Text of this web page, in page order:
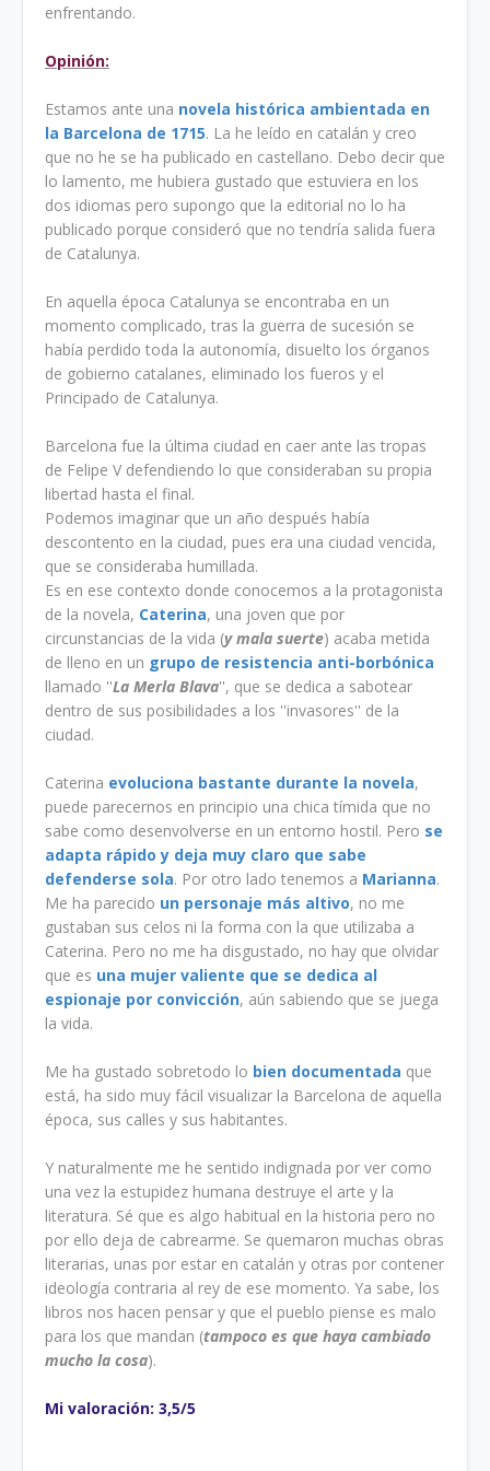
enfrentando.
Opinión:
Estamos ante una novela histórica ambientada en
la Barcelona de 1715. La he leído en catalán y creo
que no he se ha publicado en castellano. Debo decir que
lo lamento, me hubiera gustado que estuviera en los
dos idiomas pero supongo que la editorial no lo ha
publicado porque consideró que no tendría salida fuera
de Catalunya.
En aquella época Catalunya se encontraba en un
momento complicado, tras la guerra de sucesión se
había perdido toda la autonomía, disuelto los órganos
de gobierno catalanes, eliminado los fueros y el
Principado de Catalunya.
Barcelona fue la última ciudad en caer ante las tropas
de Felipe V defendiendo lo que consideraban su propia
libertad hasta el final.
Podemos imaginar que un año después había
descontento en la ciudad, pues era una ciudad vencida,
que se consideraba humillada.
Es en ese contexto donde conocemos a la protagonista
de la novela, Caterina, una joven que por
circunstancias de la vida (y mala suerte) acaba metida
de lleno en un grupo de resistencia anti-borbónica
llamado ''La Merla Blava'', que se dedica a sabotear
dentro de sus posibilidades a los ''invasores'' de la
ciudad.
Caterina evoluciona bastante durante la novela,
puede parecernos en principio una chica tímida que no
sabe como desenvolverse en un entorno hostil. Pero se
adapta rápido y deja muy claro que sabe
defenderse sola. Por otro lado tenemos a Marianna.
Me ha parecido un personaje más altivo, no me
gustaban sus celos ni la forma con la que utilizaba a
Caterina. Pero no me ha disgustado, no hay que olvidar
que es una mujer valiente que se dedica al
espionaje por convicción, aún sabiendo que se juega
la vida.
Me ha gustado sobretodo lo bien documentada que
está, ha sido muy fácil visualizar la Barcelona de aquella
época, sus calles y sus habitantes.
Y naturalmente me he sentido indignada por ver como
una vez la estupidez humana destruye el arte y la
literatura. Sé que es algo habitual en la historia pero no
por ello deja de cabrearme. Se quemaron muchas obras
literarias, unas por estar en catalán y otras por contener
ideología contraria al rey de ese momento. Ya sabe, los
libros nos hacen pensar y que el pueblo piense es malo
para los que mandan (tampoco es que haya cambiado
mucho la cosa).
Mi valoración: 3,5/5